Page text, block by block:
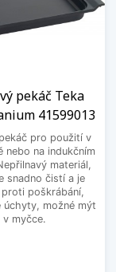
pekáč Teka
41599013
pro použití v
nebo na indukčním
materiál,
snadno čistí a je
poškrábání,
úchyty, možné mýt
v myčce.